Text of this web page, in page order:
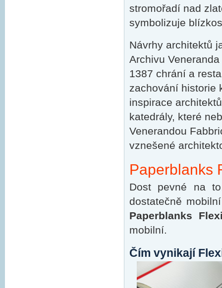
stromořadí nad
symbolizuje
Návrhy architektů
Archivu
1387 chrání a
zachování historie
inspirace
katedrály, které
Venerandou
vznešené
Paperblanks
Dost pevné na
dostatečně
Paperblanks
mobilní.
Čím vynikají